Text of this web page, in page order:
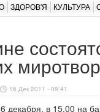
ЗДОРОВ'Я КУЛЬТУРА
16 Дек 2011 - 09:41
декабря, в 15.00 на